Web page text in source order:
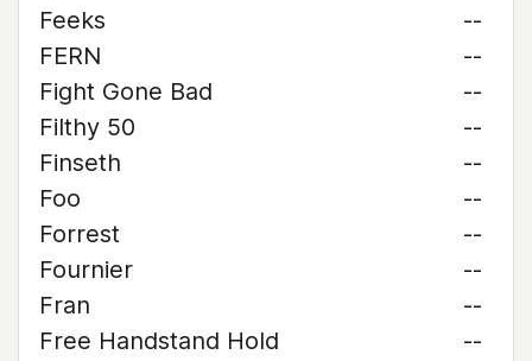
Feeks
--
FERN
--
Fight Gone Bad
--
Filthy 50
--
Finseth
--
Foo
--
Forrest
--
Fournier
--
Fran
--
Free Handstand Hold
--